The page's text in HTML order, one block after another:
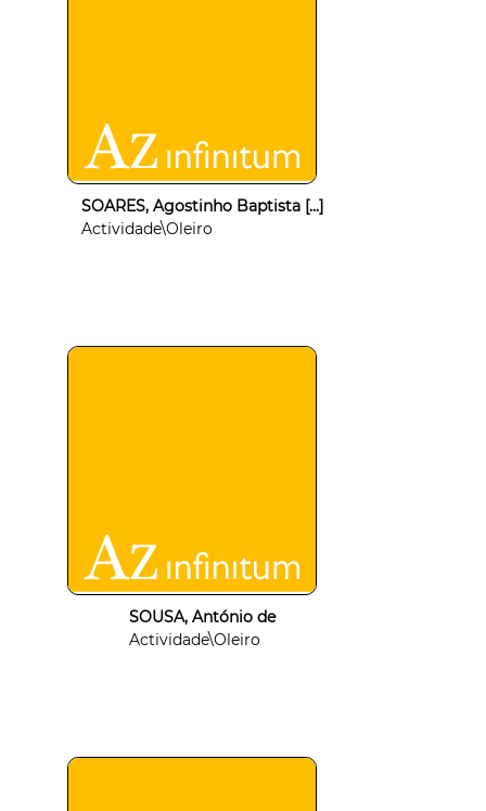
SOARES, Agostinho Baptista [...]
Actividade\Oleiro
SOUSA, António de
Actividade\Oleiro